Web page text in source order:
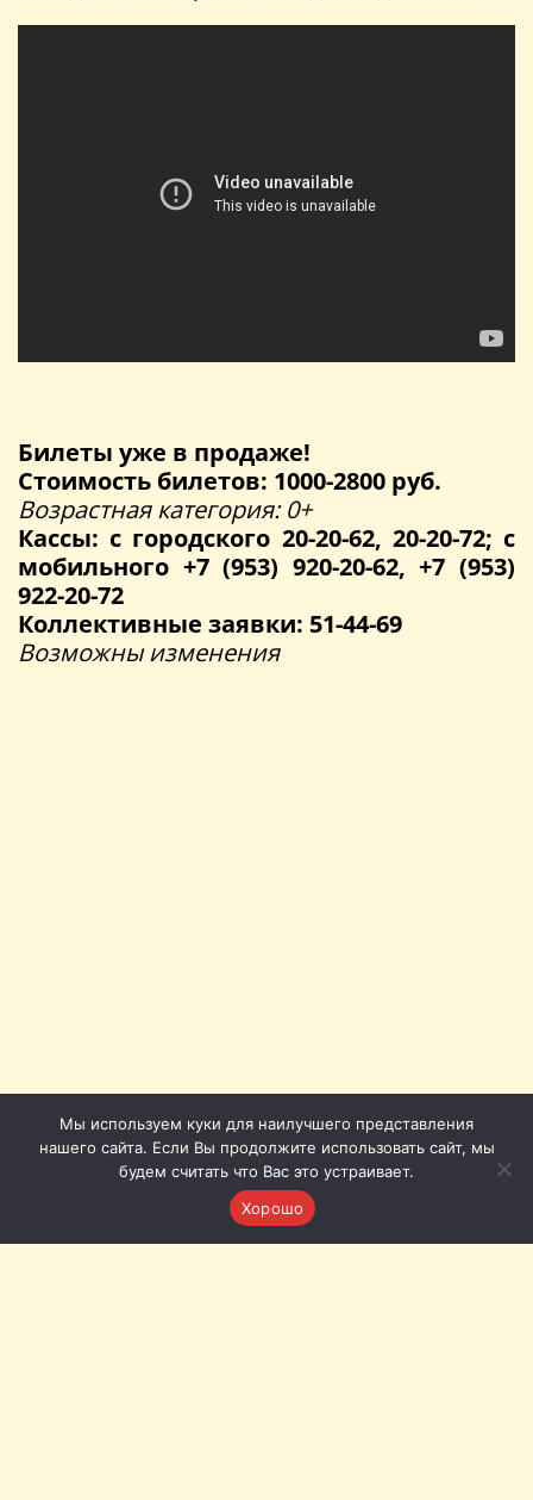
Билеты уже в продаже!
Стоимость билетов: 1000-2800 руб.
Возрастная категория: 0+
Кассы: с городского 20-20-62, 20-20-72; с
мобильного +7 (953) 920-20-62, +7 (953)
922-20-72
Коллективные заявки: 51-44-69
Возможны изменения
Мы используем куки для наилучшего представления
нашего сайта. Если Вы продолжите использовать сайт, мы
будем считать что Вас это устраивает.
Хорошо